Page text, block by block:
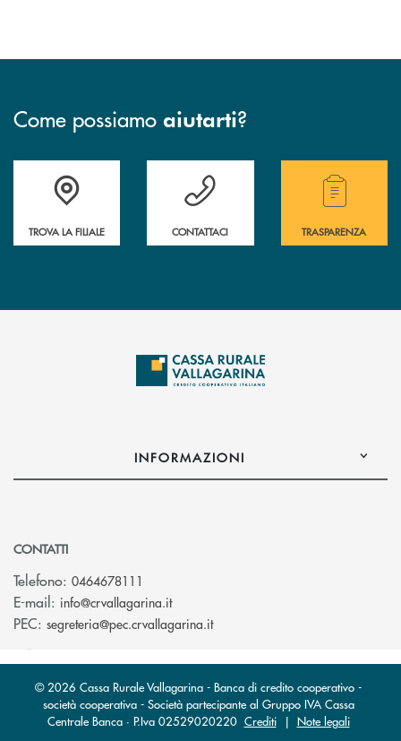
Come possiamo aiutarti?
Accedi all' elenco completo delle filiali .
TROVA LA FILIALE
Hai bisogno di assistenza immediata?
CONTATTACI
Hai bisogno di
TRASPARENZA
INFORMAZIONI
CONTATTI
Telefono: 0464678111
E-mail: info@crvallagarina.it(si apre l’app di posta elettronica)
PEC: segreteria@pec.crvallagarina.it(si apre l’app di posta
© 2026 Cassa Rurale Vallagarina - Banca di credito cooperativo -
società cooperativa - Società partecipante al Gruppo IVA Cassa
Centrale Banca · P.Iva 02529020220 Crediti| Note legali